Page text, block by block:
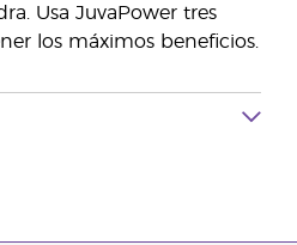
Usa JuvaPower tres
los máximos beneficios.